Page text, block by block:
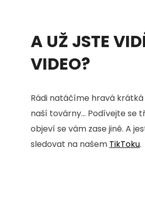
A UŽ JSTE
VIDEO?
Rádi natáčíme hravá krátká
naší továrny... Podívejte se
objeví se vám zase jiné. A
sledovat na našem TikToku.